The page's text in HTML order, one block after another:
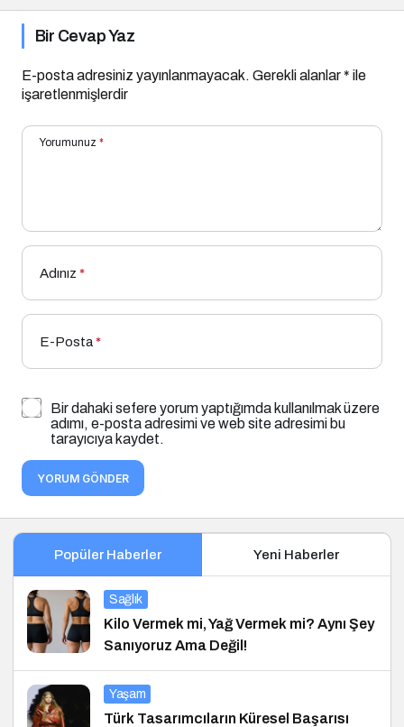
Bir Cevap Yaz
E-posta adresiniz yayınlanmayacak. Gerekli alanlar* ile
işaretlenmişlerdir
Yorumunuz *
Adınız *
E-Posta*
Bir dahaki sefere yorum yaptığımda kullanılmak üzere
adımı, e-posta adresimi ve web site adresimi bu
tarayıcıya kaydet.
YORUM GÖNDER
Popüler Haberler Yeni Haberler
Sağlık
Kilo Vermek mi, Yağ Vermek mi? Aynı Şey
Sanıyoruz Ama Değil!
Yaşam
Türk Tasarımcıların Küresel Başarısı